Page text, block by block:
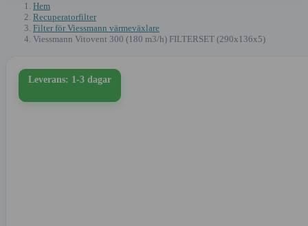
Hem
Recuperatorfilter
Filter för Viessmann värmeväxlare
Viessmann Vitovent 300 (180 m3/h) FILTERSET (290x136x5)
Leverans: 1-3 dagar